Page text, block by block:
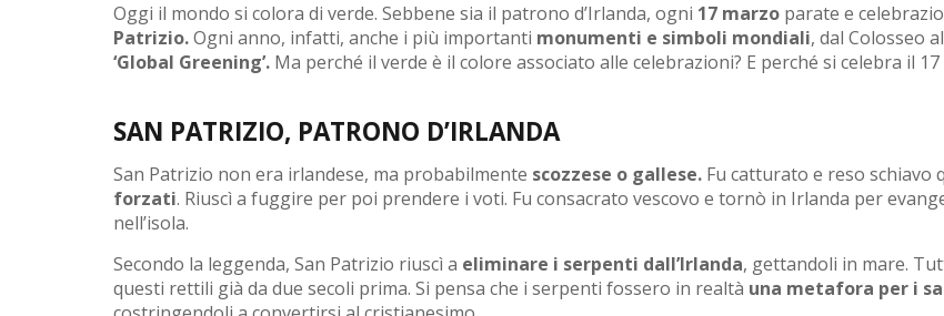
Oggi il mondo si colora di verde. Sebbene sia il patrono d’Irlanda, ogni 17 marzo parate e
Patrizio.Ogni anno, infatti, anche i più importanti monumenti e simboli mondiali, dal Colosseo
‘Global Greening’. Ma perché il verde è il colore associato alle celebrazioni? E perché si celebra il 17
SAN PATRIZIO, PATRONO D’IRLANDA
San Patrizio non era irlandese, ma probabilmente scozzese o gallese. Fu catturato e reso schiavo
forzati. Riuscì a fuggire per poi prendere i voti. Fu consacrato vescovo e tornò in Irlanda per
nell’isola.
Secondo la leggenda, San Patrizio riuscì a eliminare i serpenti dall’Irlanda, gettandoli in mare.
questi rettili già da due secoli prima. Si pensa che i serpenti fossero in realtà una metafora per i